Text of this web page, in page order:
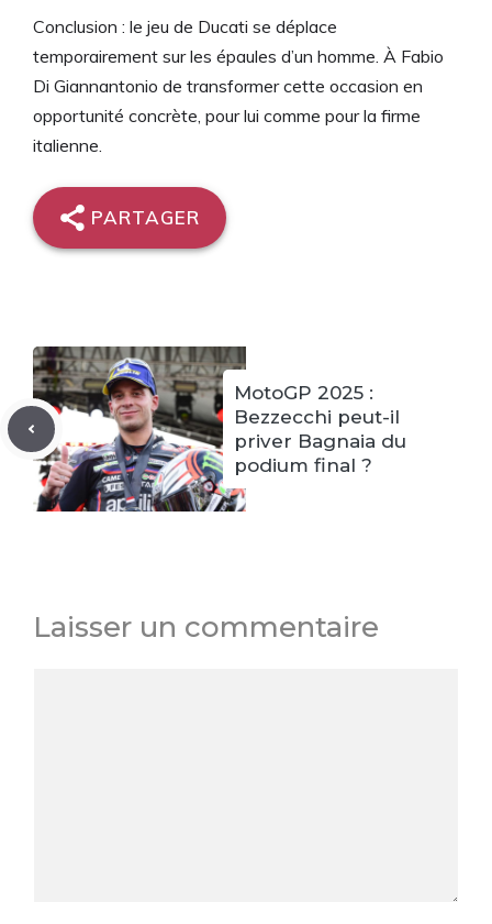
Conclusion : le jeu de Ducati se déplace
temporairement sur les épaules d’un homme. À Fabio
Di Giannantonio de transformer cette occasion en
opportunité concrète, pour lui comme pour la firme
italienne.
PARTAGER
MotoGP 2025 :
Bezzecchi peut-il
priver Bagnaia du
podium final ?
Laisser un commentaire